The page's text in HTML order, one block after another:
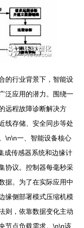
的行业背景下，智能设
泛应用的潜力。围绕一
远程故障诊断解决方
线存储、安全同步等处
\n\n一、智能设备核心
成传感器系统和边缘计
协议。控制器每毫秒采
据。为了在实际应用中
缘侧部署模式压缩机模
则，依靠数据变化主动
节点负载需求。\n\n该